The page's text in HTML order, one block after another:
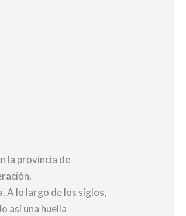
la provincia de
A lo largo de los siglos,
así una huella